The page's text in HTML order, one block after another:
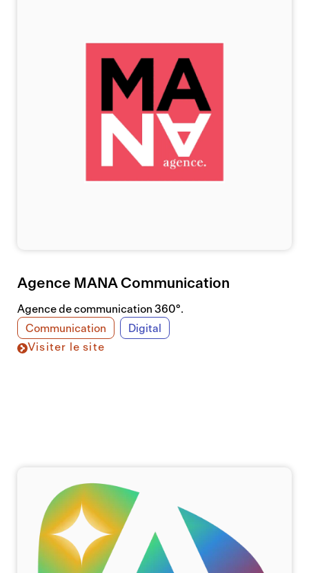
Agence MANA Communication
Agence de communication 360°.
Communication
Digital
Visiter le site